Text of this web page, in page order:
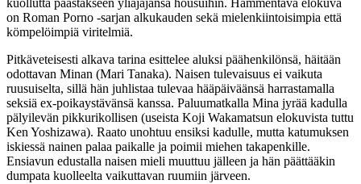
kuollutta päästäkseen yliajajansa housuihin. Hämmentävä elokuva
on Roman Porno ‑sarjan alkukauden sekä mielenkiintoisimpia että
kömpelöimpiä viritelmiä.
Pitkäveteisesti alkava tarina esittelee aluksi päähenkilönsä, häitään
odottavan Minan (Mari Tanaka). Naisen tulevaisuus ei vaikuta
ruusuiselta, sillä hän juhlistaa tulevaa hääpäiväänsä harrastamalla
seksiä ex‑poikaystävänsä kanssa. Paluumatkalla Mina jyrää kadulla
pälyilevän pikkurikollisen (useista Koji Wakamatsun elokuvista tuttu
Ken Yoshizawa). Raato unohtuu ensiksi kadulle, mutta katumuksen
iskiessä nainen palaa paikalle ja poimii miehen takapenkille.
Ensiavun edustalla naisen mieli muuttuu jälleen ja hän päättääkin
dumpata kuolleelta vaikuttavan ruumiin järveen.